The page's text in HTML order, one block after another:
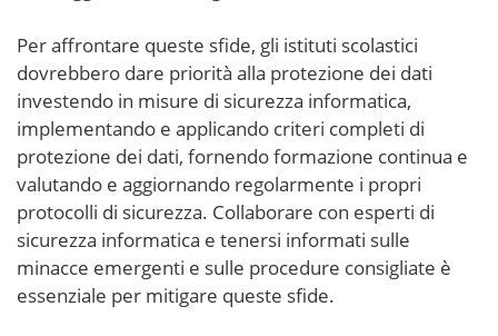
Per affrontare queste sfide, gli istituti scolastici
dovrebbero dare priorità alla protezione dei dati
investendo in misure di sicurezza informatica,
implementando e applicando criteri completi di
protezione dei dati, fornendo formazione continua e
valutando e aggiornando regolarmente i propri
protocolli di sicurezza. Collaborare con esperti di
sicurezza informatica e tenersi informati sulle
minacce emergenti e sulle procedure consigliate è
essenziale per mitigare queste sfide.